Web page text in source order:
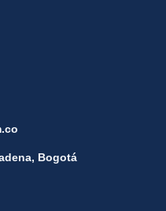
Bogotá